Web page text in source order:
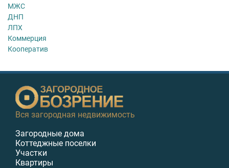
МЖС
ДНП
ЛПХ
Коммерция
Кооператив
Вся загородная недвижимость
Загородные дома
Коттеджные поселки
Участки
Квартиры